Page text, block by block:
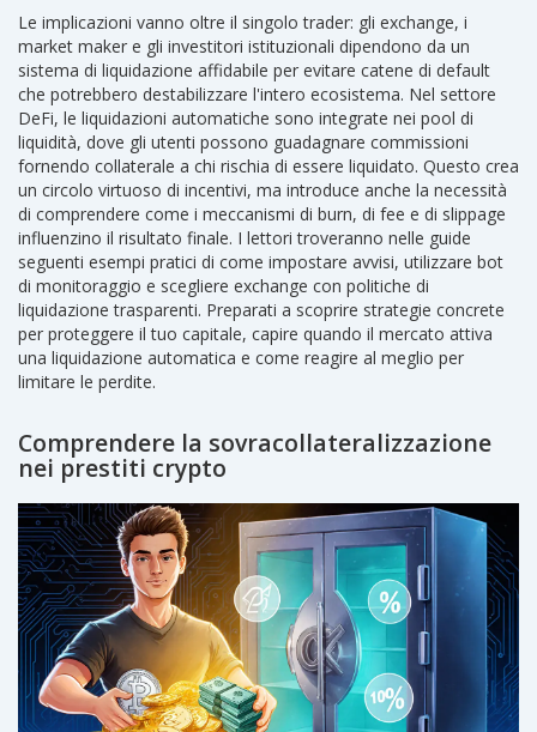
Le implicazioni vanno oltre il singolo trader: gli exchange, i
market maker e gli investitori istituzionali dipendono da un
sistema di liquidazione affidabile per evitare catene di default
che potrebbero destabilizzare l'intero ecosistema. Nel settore
DeFi, le liquidazioni automatiche sono integrate nei pool di
liquidità, dove gli utenti possono guadagnare commissioni
fornendo collaterale a chi rischia di essere liquidato. Questo crea
un circolo virtuoso di incentivi, ma introduce anche la necessità
di comprendere come i meccanismi di burn, di fee e di slippage
influenzino il risultato finale. I lettori troveranno nelle guide
seguenti esempi pratici di come impostare avvisi, utilizzare bot
di monitoraggio e scegliere exchange con politiche di
liquidazione trasparenti. Preparati a scoprire strategie concrete
per proteggere il tuo capitale, capire quando il mercato attiva
una liquidazione automatica e come reagire al meglio per
limitare le perdite.
Comprendere la sovracollateralizzazione
nei prestiti crypto